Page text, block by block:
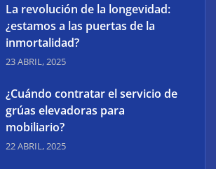
La revolución de la longevidad:
¿estamos a las puertas de la
inmortalidad?
23 ABRIL, 2025
¿Cuándo contratar el servicio de
grúas elevadoras para
mobiliario?
22 ABRIL, 2025